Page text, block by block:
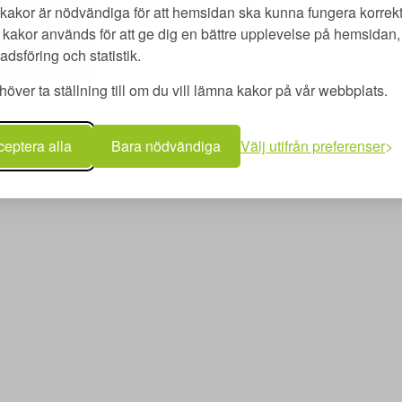
är nödvändiga för att hemsidan ska kunna fungera
används för att ge dig en bättre upplevelse på
och statistik.
ta ställning till om du vill lämna kakor på vår webbplats.
alla Bara nödvändiga Välj utifrån preferenser
Copyright © Merit utbildning AB 2026 | www.meritutbildning.com